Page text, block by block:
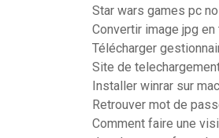
Star wars games pc
Convertir image jpg
Télécharger
Site de
Installer winrar sur
Retrouver mot de
Comment faire une